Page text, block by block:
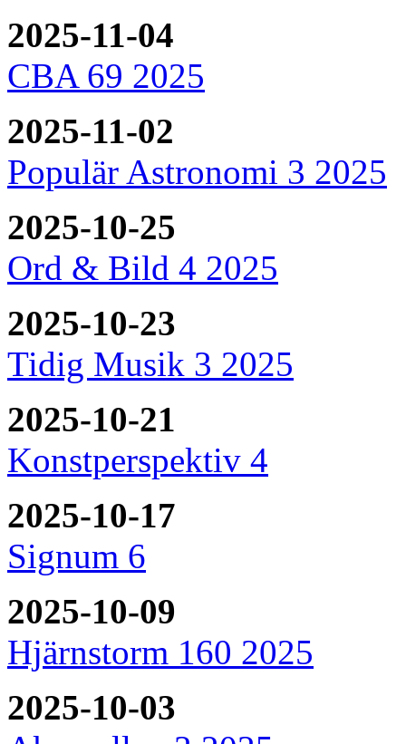
2025-11-04
CBA 69 2025
2025-11-02
Populär Astronomi 3 2025
2025-10-25
Ord & Bild 4 2025
2025-10-23
Tidig Musik 3 2025
2025-10-21
Konstperspektiv 4
2025-10-17
Signum 6
2025-10-09
Hjärnstorm 160 2025
2025-10-03